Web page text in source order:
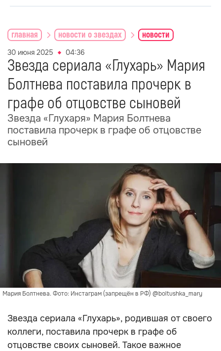
главная новости о звездах новости
30 июня 2025 04:36
Звезда сериала «Глухарь» Мария
Болтнева поставила прочерк в
графе об отцовстве сыновей
Звезда «Глухаря» Мария Болтнева
поставила прочерк в графе об отцовстве
сыновей
Мария Болтнева. Фото: Инстаграм (запрещён в РФ) @boltushka_mary
Звезда сериала «Глухарь», родившая от своего
коллеги, поставила прочерк в графе об
отцовстве своих сыновей. Такое важное